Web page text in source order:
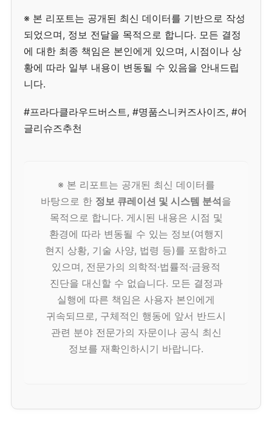
※ 본 리포트는 공개된 최신 데이터를 기반으로 작성
되었으며, 정보 전달을 목적으로 합니다. 모든 결정
에 대한 최종 책임은 본인에게 있으며, 시점이나 상
황에 따라 일부 내용이 변동될 수 있음을 안내드립
니다.
#프라다클라우드버스트, #명품스니커즈사이즈, #어
글리슈즈추천
※ 본 리포트는 공개된 최신 데이터를
바탕으로 한 정보 큐레이션 및 시스템 분석을
목적으로 합니다. 게시된 내용은 시점 및
환경에 따라 변동될 수 있는 정보(여행지
현지 상황, 기술 사양, 법령 등)를 포함하고
있으며, 전문가의 의학적·법률적·금융적
진단을 대신할 수 없습니다. 모든 결정과
실행에 따른 책임은 사용자 본인에게
귀속되므로, 구체적인 행동에 앞서 반드시
관련 분야 전문가의 자문이나 공식 최신
정보를 재확인하시기 바랍니다.